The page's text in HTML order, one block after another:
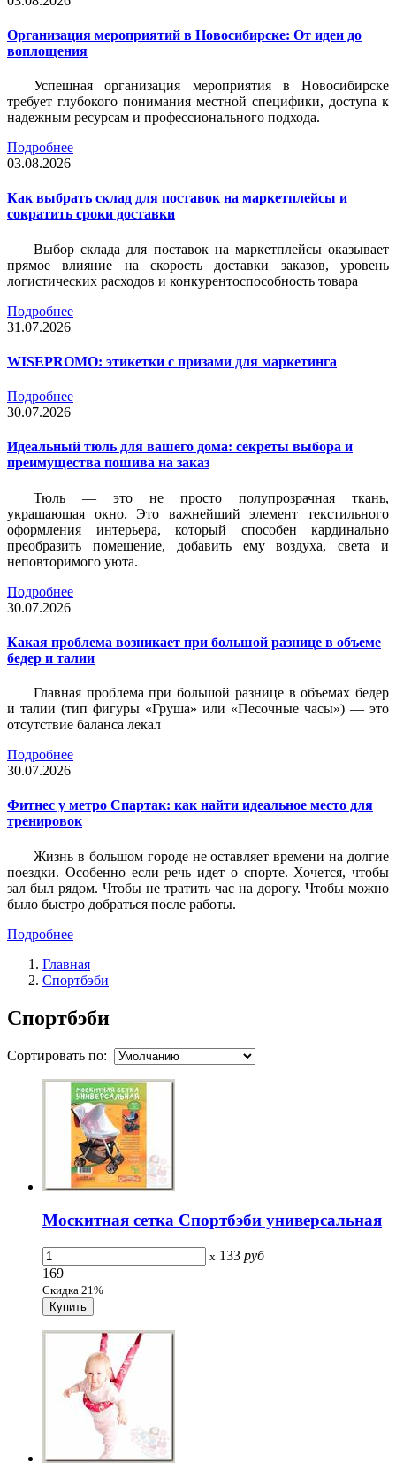
Организация мероприятий в Новосибирске: От идеи до
воплощения
Успешная организация мероприятия в Новосибирске
требует глубокого понимания местной специфики, доступа к
надежным ресурсам и профессионального подхода.
Подробнее
03.08.2026
Как выбрать склад для поставок на маркетплейсы и
сократить сроки доставки
Выбор склада для поставок на маркетплейсы оказывает
прямое влияние на скорость доставки заказов, уровень
логистических расходов и конкурентоспособность товара
Подробнее
31.07.2026
WISEPROMO: этикетки с призами для маркетинга
Подробнее
30.07.2026
Идеальный тюль для вашего дома: секреты выбора и
преимущества пошива на заказ
Тюль — это не просто полупрозрачная ткань,
украшающая окно. Это важнейший элемент текстильного
оформления интерьера, который способен кардинально
преобразить помещение, добавить ему воздуха, света и
неповторимого уюта.
Подробнее
30.07.2026
Какая проблема возникает при большой разнице в объеме
бедер и талии
Главная проблема при большой разнице в объемах бедер
и талии (тип фигуры «Груша» или «Песочные часы») — это
отсутствие баланса лекал
Подробнее
30.07.2026
Фитнес у метро Спартак: как найти идеальное место для
тренировок
Жизнь в большом городе не оставляет времени на долгие
поездки. Особенно если речь идет о спорте. Хочется, чтобы
зал был рядом. Чтобы не тратить час на дорогу. Чтобы можно
было быстро добраться после работы.
Подробнее
Главная
Спортбэби
Спортбэби
Сортировать по:
Москитная сетка Спортбэби универсальная
x 133 руб
169
Скидка 21%